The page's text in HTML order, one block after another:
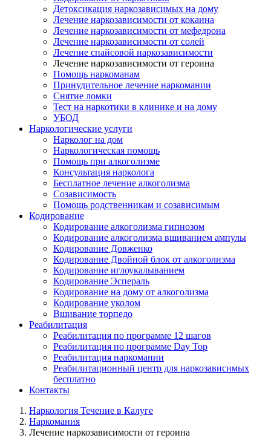
Детоксикация наркозависимых на дому
Лечение наркозависимости от кокаина
Лечение наркозависимости от мефедрона
Лечение наркозависимости от солей
Лечение спайсовой наркозависимости
Лечение наркозависимости от героина
Помощь наркоманам
Принудительное лечение наркомании
Снятие ломки
Тест на наркотики в клинике и на дому
УБОД
Наркологические услуги
Нарколог на дом
Наркологическая помощь
Помощь при алкоголизме
Консультация нарколога
Бесплатное лечение алкоголизма
Созависимость
Помощь родственникам и созависимым
Кодирование
Кодирование алкоголизма гипнозом
Кодирование алкоголизма вшиванием ампулы
Кодирование Довженко
Кодирование Двойной блок от алкоголизма
Кодирование иглоукалыванием
Кодирование Эспераль
Кодирование на дому от алкоголизма
Кодирование уколом
Вшивание торпедо
Реабилитация
Реабилитация по программе 12 шагов
Реабилитация по программе Day Top
Реабилитация наркомании
Реабилитационный центр для наркозависимых
бесплатно
Контакты
Наркология Течение в Калуге
Наркомания
Лечение наркозависимости от героина